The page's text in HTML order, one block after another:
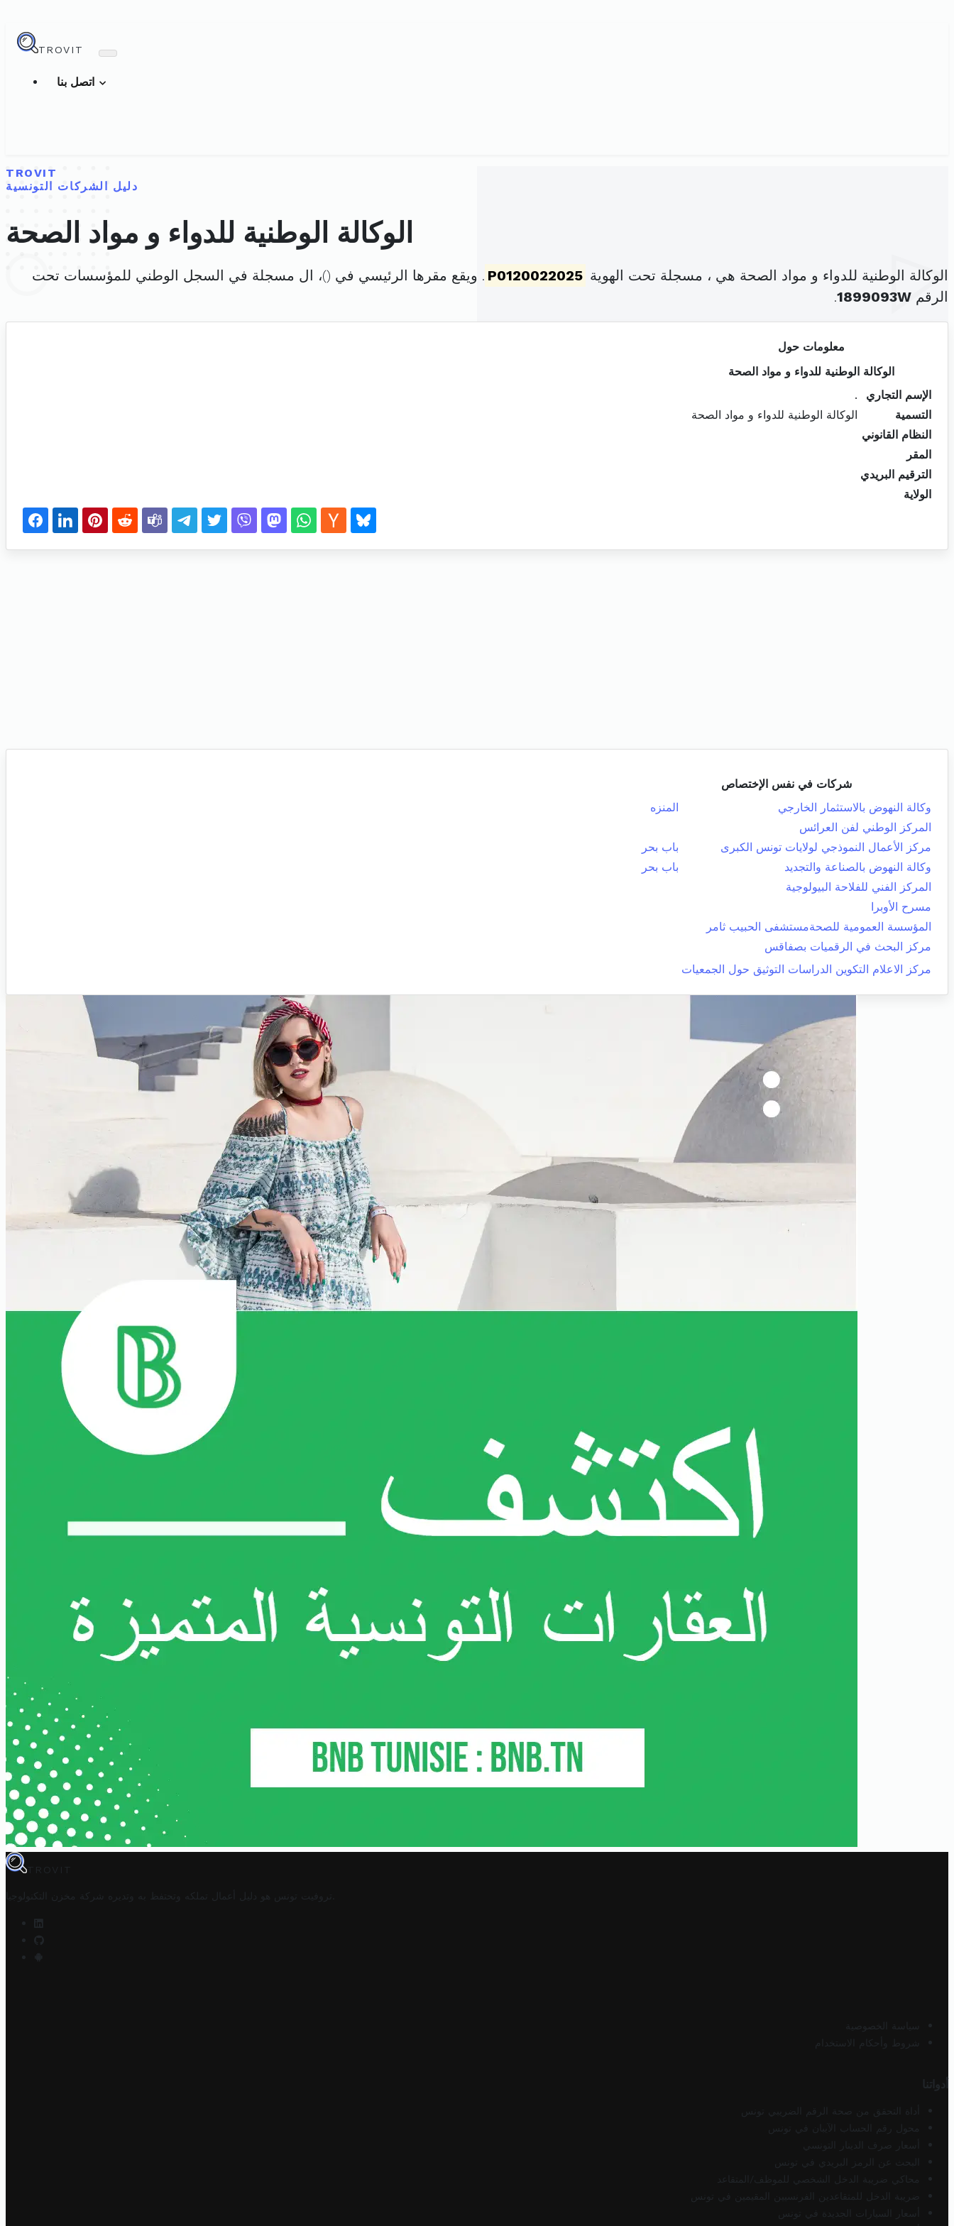
TROVIT
TROVIT
دليل الشركات التونسية
الوكالة الوطنية للدواء و مواد الصحة
الوكالة الوطنية للدواء و مواد الصحة هي ، مسجلة تحت الهوية P0120022025 . ويقع مقرها الرئيسي في ()، ال مسجلة في السجل الوطني للمؤسسات تحت
الرقم 1899093W
.
معلومات حول
الوكالة الوطنية للدواء و مواد الصحة
الإسم التجاري
.
التسمية
الوكالة الوطنية للدواء و مواد الصحة
النظام القانوني
المقر
الترقيم البريدي
الولاية
شركات في نفس الإختصاص
وكالة النهوض بالاستثمار الخارجي
المنزه
المركز الوطني لفن العرائس
مركز الأعمال النموذجي لولايات تونس الكبرى
باب بحر
وكالة النهوض بالصناعة والتجديد
باب بحر
المركز الفني للفلاحة البيولوجية
مسرح الأوبرا
المؤسسة العمومية للصحةمستشفى الحبيب ثامر
مركز البحث في الرقميات بصفاقس
مركز الاعلام التكوين الدراسات التوثيق حول الجمعيات
TROVIT
تروفيت تونس هو دليل أعمال تملكه وتحتفظ به وتديره شركة مخزن التكنولوجيا
سياسة الخصوصية
شروط وأحكام الاستخدام
أدواتنا
أداة التحقق من صحة الرقم الضريبي تونس
محول رقم الحساب الآيبان في تونس
أسعار صرف الدينار التونسي
البحث عن الرمز البريدي في تونس
محاكي ضريبة الدخل الشخصي للموظف/المتقاعد
ضريبة الدخل للمتقاعدين الفرنسيين المقيمين في تونس
أسعار السيارات الجديدة في تونس